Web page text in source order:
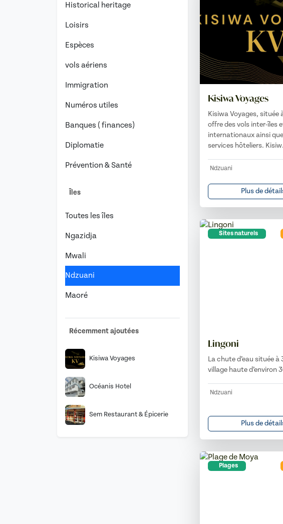
Historical heritage
Loisirs
Espèces
vols aériens
Immigration
Numéros utiles
Banques ( finances)
Diplomatie
Prévention & Santé
Îles
Toutes les îles
Ngazidja
Mwali
Ndzuani
Maoré
Récemment ajoutées
Kisiwa Voyages
Océanis Hotel
Sem Restaurant & Épicerie
Kisiwa Voyages
Kisiwa Voyages, située
offre des vols inter-îles
internationaux ainsi
services hôteliers.
Ndzuani
Plus de
Sites naturels
Lingoni
La chute d’eau située à
village haute d’environ
Ndzuani
Plus de
Plages